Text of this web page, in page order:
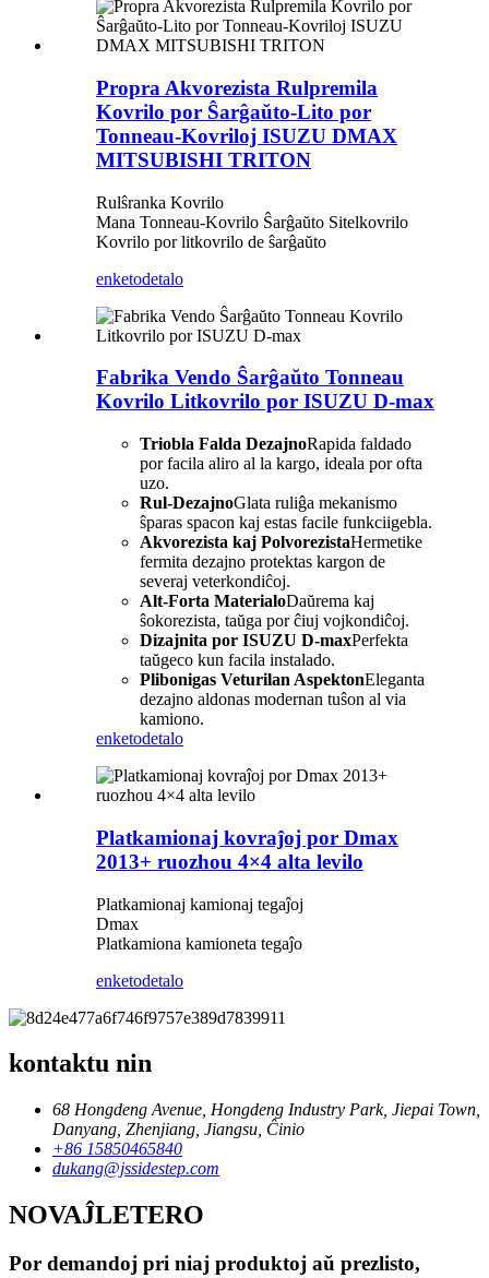
Propra Akvorezista Rulpremila
Kovrilo por Ŝarĝaŭto-Lito por
Tonneau-Kovriloj ISUZU DMAX
MITSUBISHI TRITON
Rulŝranka Kovrilo
Mana Tonneau-Kovrilo Ŝarĝaŭto Sitelkovrilo
Kovrilo por litkovrilo de ŝarĝaŭto
enketodetalo
Fabrika Vendo Ŝarĝaŭto Tonneau
Kovrilo Litkovrilo por ISUZU D-max
Triobla Falda DezajnoRapida faldado
por facila aliro al la kargo, ideala por ofta
uzo.
Rul-DezajnoGlata ruliĝa mekanismo
ŝparas spacon kaj estas facile funkciigebla.
Akvorezista kaj PolvorezistaHermetike
fermita dezajno protektas kargon de
severaj veterkondiĉoj.
Alt-Forta MaterialoDaŭrema kaj
ŝokorezista, taŭga por ĉiuj vojkondiĉoj.
Dizajnita por ISUZU D-maxPerfekta
taŭgeco kun facila instalado.
Plibonigas Veturilan AspektonEleganta
dezajno aldonas modernan tuŝon al via
kamiono.
enketodetalo
Platkamionaj kovraĵoj por Dmax
2013+ ruozhou 4×4 alta levilo
Platkamionaj kamionaj tegaĵoj
Dmax
Platkamiona kamioneta tegaĵo
enketodetalo
kontaktu nin
68 Hongdeng Avenue, Hongdeng Industry Park, Jiepai Town,
Danyang, Zhenjiang, Jiangsu, Ĉinio
+86 15850465840
dukang@jssidestep.com
NOVAĴLETERO
Por demandoj pri niaj produktoj aŭ prezlisto,